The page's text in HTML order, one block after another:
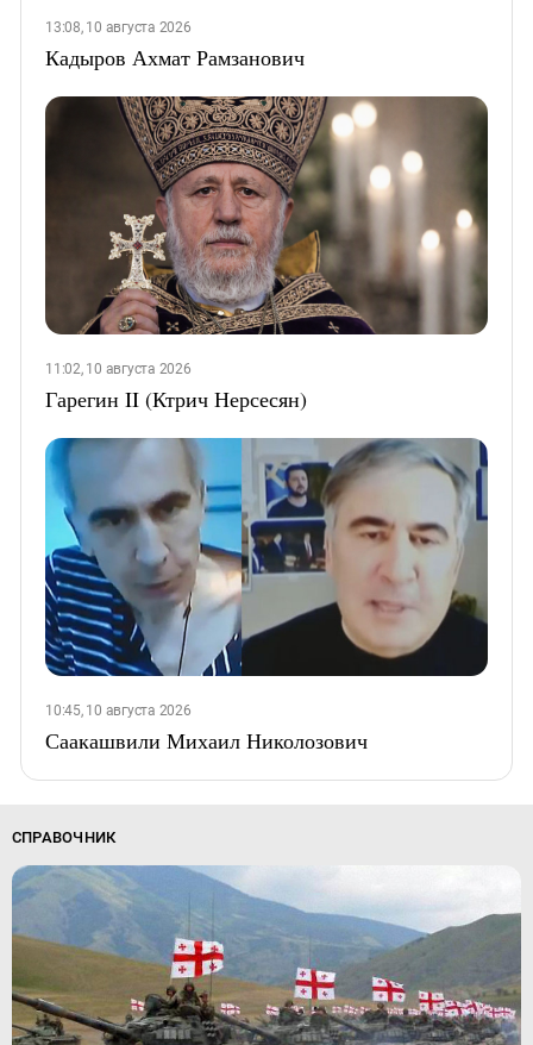
13:08, 10 августа 2026
Кадыров Ахмат Рамзанович
11:02, 10 августа 2026
Гарегин II (Ктрич Нерсесян)
10:45, 10 августа 2026
Саакашвили Михаил Николозович
СПРАВОЧНИК